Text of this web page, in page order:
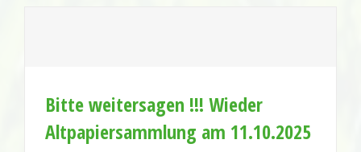
Bitte weitersagen !!! Wieder
Altpapiersammlung am 11.10.2025